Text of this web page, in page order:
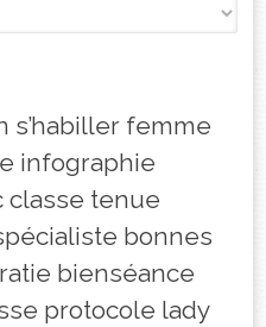
s’habiller femme
infographie
classe tenue
bonnes
bienséance
protocole lady